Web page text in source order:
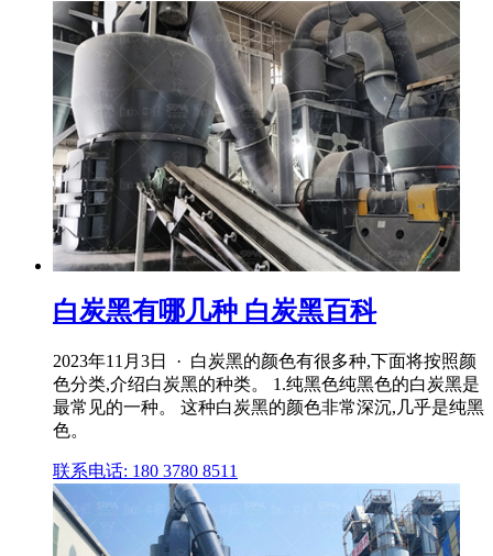
白炭黑有哪几种 白炭黑百科
2023年11月3日 · 白炭黑的颜色有很多种,下面将按照颜
色分类,介绍白炭黑的种类。 1.纯黑色纯黑色的白炭黑是
最常见的一种。 这种白炭黑的颜色非常深沉,几乎是纯黑
色。
联系电话: 180 3780 8511